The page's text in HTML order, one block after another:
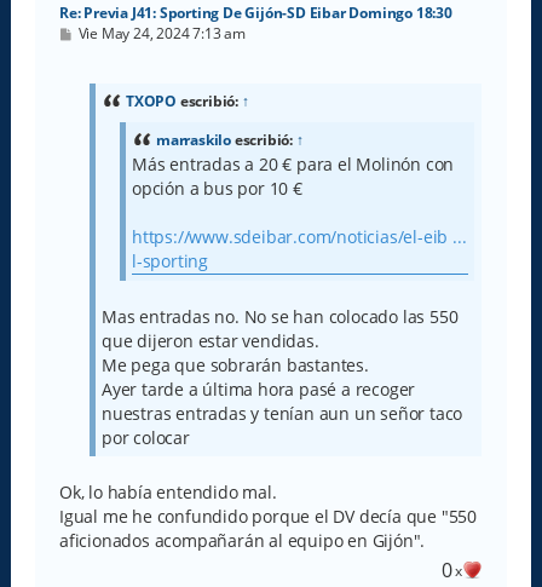
Re: Previa J41: Sporting De Gijón-SD Eibar Domingo 18:30
M
Vie May 24, 2024 7:13 am
TXOPO escribió: ↑
marraskiloescribió: ↑
Más entradas a 20 € para el Molinón con
opción a bus por 10 €
https://www.sdeibar.com/noticias/el-eib ...
l-sporting
Mas entradas no. No se han colocado las 550
que dijeron estar vendidas.
Me pega que sobrarán bastantes.
Ayer tarde a última hora pasé a recoger
nuestras entradas y tenían aun un señor taco
por colocar
Ok, lo había entendido mal.
Igual me he confundido porque el DV decía que "550
aficionados acompañarán al equipo en Gijón".
0x